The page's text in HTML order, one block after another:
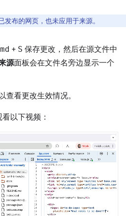
发布的网页，也未应用于来源。
+ S 保存更改，然后在源文件中
源面板会在文件名旁边显示一个
查看更改生效情况。
以下视频：